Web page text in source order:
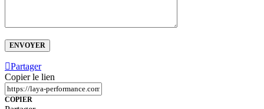
Partager
Copier le lien
COPIER